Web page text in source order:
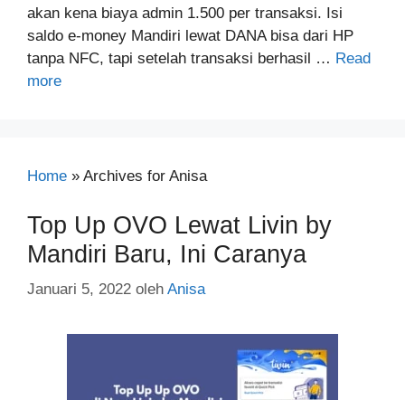
akan kena biaya admin 1.500 per transaksi. Isi
saldo e-money Mandiri lewat DANA bisa dari HP
tanpa NFC, tapi setelah transaksi berhasil … Read
more
Home » Archives for Anisa
Top Up OVO Lewat Livin by
Mandiri Baru, Ini Caranya
Januari 5, 2022 oleh Anisa